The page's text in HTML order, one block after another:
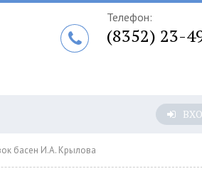
Телефон:
(8352) 23-
басен И.А. Крылова